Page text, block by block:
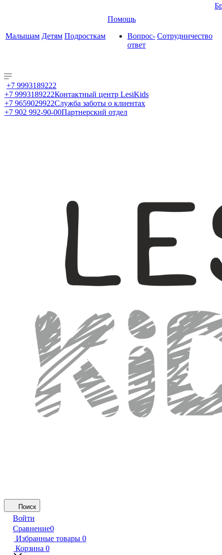
Малышам Детям Подросткам
Помощь
Вопрос-
ответ
Сотрудничество
+7 9993189222
+7 9993189222Контактный центр LesiKids
+7 9659029922Служба заботы о клиентах
+7 902 992-90-00Партнерский отдел
Поиск
Войти
Сравнение0
Избранные товары 0
Корзина 0